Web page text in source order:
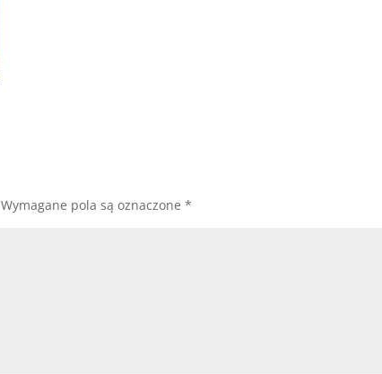
Wymagane pola są oznaczone*